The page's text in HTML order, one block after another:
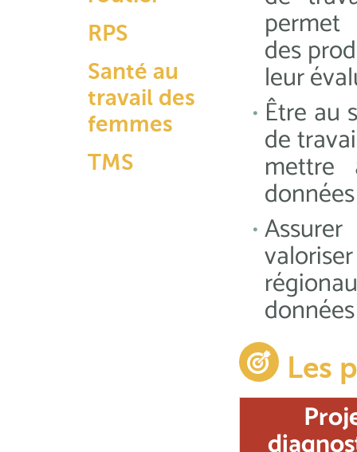
RPS
Santé au
travail des
femmes
TMS
des
leur
Être au
de
mettre
Les